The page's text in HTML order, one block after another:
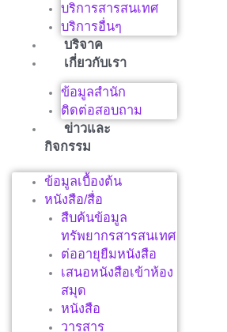
บริการสารสนเทศ
บริการอื่นๆ
บริจาค
เกี่ยวกับเรา
ข้อมูลสำนัก
ติดต่อสอบถาม
ข่าวและ
กิจกรรม
ข้อมูลเบื้องต้น
หนังสือ/สื่อ
สืบค้นข้อมูล
ทรัพยากรสารสนเทศ
ต่ออายุยืมหนังสือ
เสนอหนังสือเข้าห้อง
สมุด
หนังสือ
วารสาร